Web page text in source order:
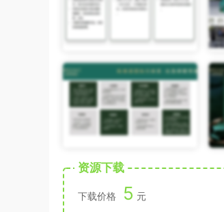
资源下载
下载价格 5 元